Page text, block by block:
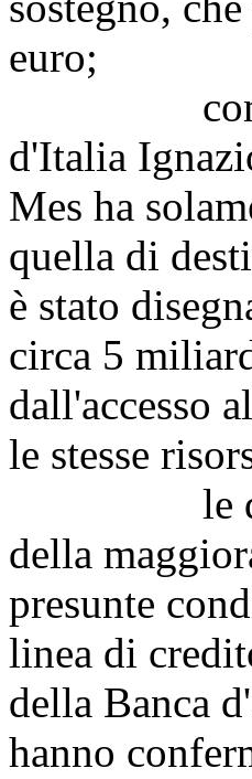
euro;
come
d'Italia
Mes ha
quella di
è stato
circa 5
dall'accesso
le stesse
le
della
presunte
linea di
della Banca
hanno